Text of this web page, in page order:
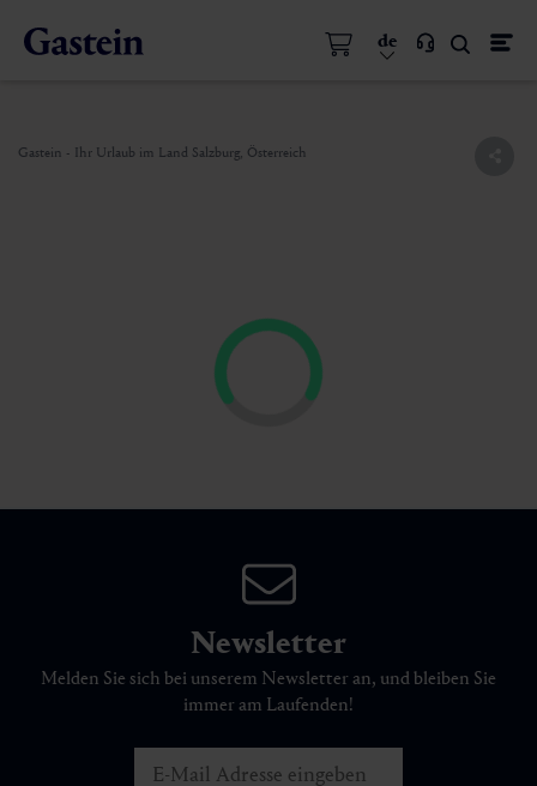
de
Gastein - Ihr Urlaub im Land Salzburg, Österreich
Newsletter
Melden Sie sich bei unserem Newsletter an, und bleiben Sie
immer am Laufenden!